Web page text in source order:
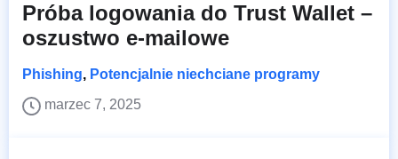
Próba logowania do Trust Wallet –
oszustwo e-mailowe
Phishing, Potencjalnie niechciane programy
marzec 7, 2025